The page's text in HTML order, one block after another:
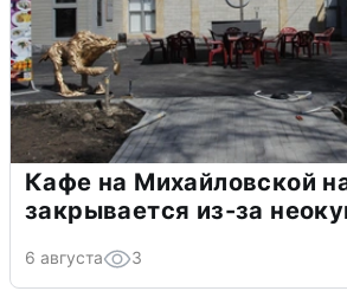
Кафе на Михайловской
закрывается из-за
6 августа 3